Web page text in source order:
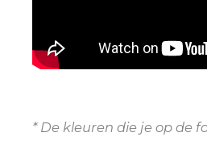
* De kleuren die je op de